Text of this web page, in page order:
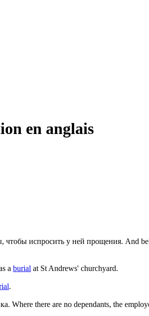
en anglais
, чтобы испросить у ней прощения. And
a burial at St Andrews' churchyard.
.
Where there are no dependants, the